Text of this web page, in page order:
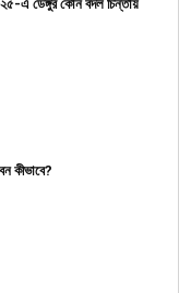
ডেঙ্গুর কোন বদল চিন্তায়
কীভাবে?